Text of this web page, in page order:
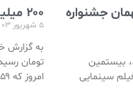
جشنواره
بیستمین
سینمایی
۲۰۰ میلیاردی شدن تگزاس به نفع کیست؟
۵ شهریور ۰۳
تومان
امروز که ۱۵۹ روز از سال